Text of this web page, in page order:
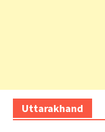
Uttarakhand